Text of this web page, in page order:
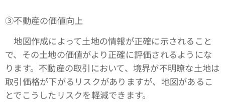
③不動産の価値向上
地図作成によって土地の情報が正確に示されること
で、その土地の価値がより正確に評価されるようにな
ります。不動産の取引において、境界が不明瞭な土地は
取引価格が下がるリスクがありますが、地図があるこ
とでこうしたリスクを軽減できます。